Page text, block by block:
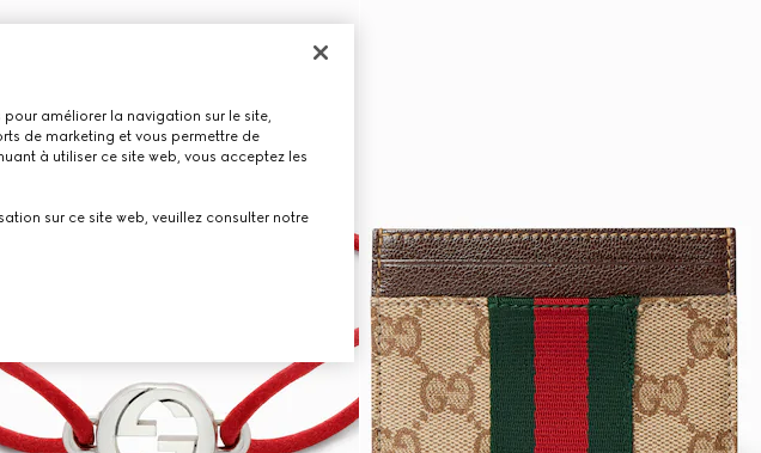
améliorer la navigation sur le site,
de marketing et vous permettre de
à utiliser ce site web, vous acceptez les
sur ce site web, veuillez consulter notre